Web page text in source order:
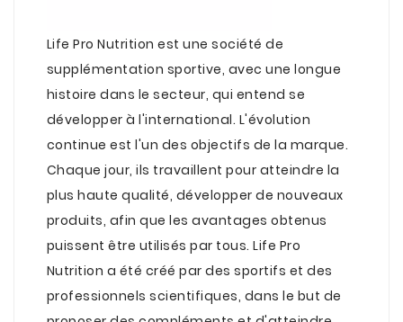
Life Pro Nutrition est une société de
supplémentation sportive, avec une longue
histoire dans le secteur, qui entend se
développer à l'international. L'évolution
continue est l'un des objectifs de la marque.
Chaque jour, ils travaillent pour atteindre la
plus haute qualité, développer de nouveaux
produits, afin que les avantages obtenus
puissent être utilisés par tous. Life Pro
Nutrition a été créé par des sportifs et des
professionnels scientifiques, dans le but de